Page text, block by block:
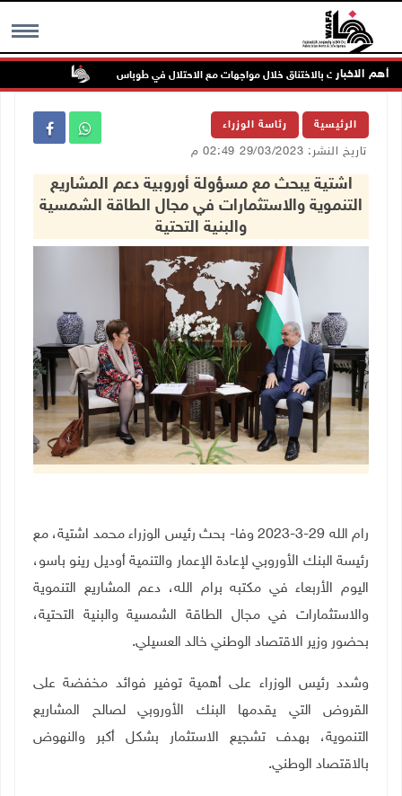
MENU أهم الاخبار
إصابات بالاختناق خلال مواجهات مع الاحتلال في طوباس
الرئيسية رئاسة الوزراء
تاريخ النشر: 29/03/2023 02:49 م
اشتية يبحث مع مسؤولة أوروبية دعم المشاريع
التنموية والاستثمارات في مجال الطاقة الشمسية
والبنية التحتية
رام الله 29-3-2023 وفا- بحث رئيس الوزراء محمد اشتية، مع
رئيسة البنك الأوروبي لإعادة الإعمار والتنمية أوديل رينو باسو،
اليوم الأربعاء في مكتبه برام الله، دعم المشاريع التنموية
والاستثمارات في مجال الطاقة الشمسية والبنية التحتية،
بحضور وزير الاقتصاد الوطني خالد العسيلي.
وشدد رئيس الوزراء على أهمية توفير فوائد مخفضة على
القروض التي يقدمها البنك الأوروبي لصالح المشاريع
التنموية، بهدف تشجيع الاستثمار بشكل أكبر والنهوض
بالاقتصاد الوطني.